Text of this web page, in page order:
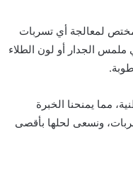
لمعالجة أي تسربات
الجدار أو لون الطلاء
مما يمنحنا الخبرة
ونسعى لحلها بأقصى